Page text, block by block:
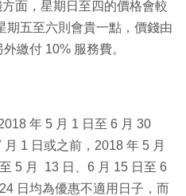
面，星期日至四的價格會較
期五至六則會貴一點，價錢由
繳付 10% 服務費。
年 5 月 1 日至 6 月 30
1 日或之前，2018 年 5 月
5 月 13 日、6 月 15 日至 6
日均為優惠不適用日子，而